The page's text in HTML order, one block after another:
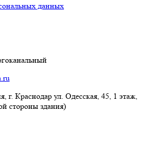
данных
г. Краснодар ул. Одесская, 45, 1 этаж,
стороны здания)